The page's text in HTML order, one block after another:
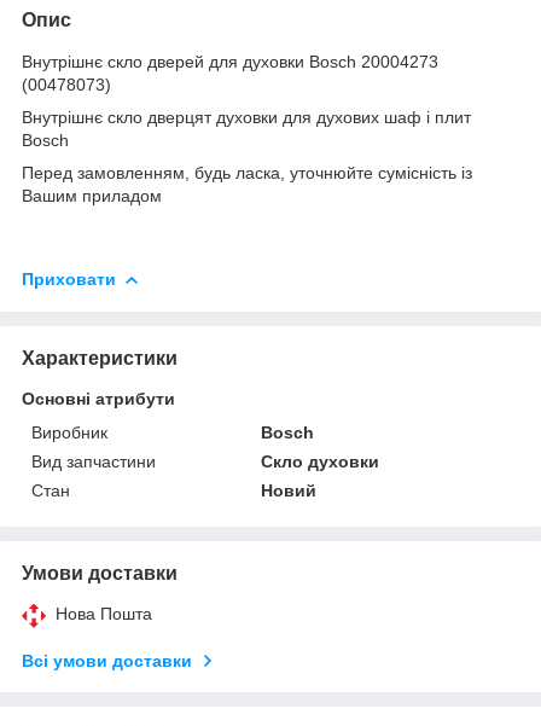
Опис
Внутрішнє скло дверей для духовки Bosch 20004273
(00478073)
Внутрішнє скло дверцят духовки для духових шаф і плит
Bosch
Перед замовленням, будь ласка, уточнюйте сумісність із
Вашим приладом
Приховати
Характеристики
Основні атрибути
Виробник
Bosch
Вид запчастини
Скло духовки
Стан
Новий
Умови доставки
Нова Пошта
Всі умови доставки